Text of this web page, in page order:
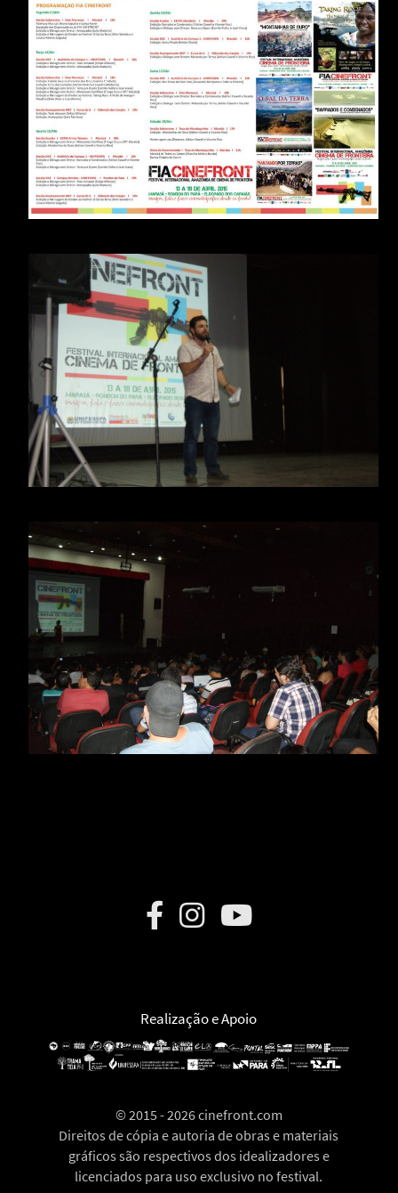
Realização e Apoio
© 2015 - 2026 cinefront.com
Direitos de cópia e autoria de obras e materiais
gráficos são respectivos dos idealizadores e
licenciados para uso exclusivo no festival.